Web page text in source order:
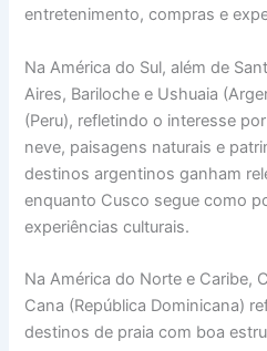
entretenimento, compras e
Na América do Sul, além de
Aires, Bariloche e Ushuaia
(Peru), refletindo o interesse
neve, paisagens naturais e
destinos argentinos ganham
enquanto Cusco segue como
experiências culturais.
Na América do Norte e Caribe,
Cana (República Dominicana)
destinos de praia com boa